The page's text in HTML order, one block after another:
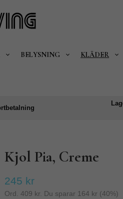
BELYSNING KLÄDER
Kjol Pia, Creme
245 kr
Ord. 409 kr. Du sparar 164 kr (40%)